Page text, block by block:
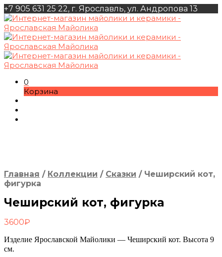
+7 905 631 25 22, г. Ярославль, ул. Андропова 13
0
Корзина
Главная / Коллекции / Сказки /Чеширский кот,
фигурка
Чеширский кот, фигурка
3600₽
Изделие Ярославской Майолики — Чеширский кот. Высота 9
см.